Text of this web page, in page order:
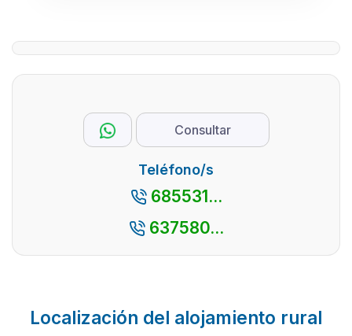
Consultar
Teléfono/s
685531...
637580...
Localización del alojamiento rural